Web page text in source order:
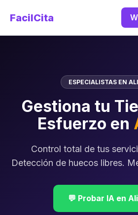
FacilCita
ESPECIALISTAS EN
Gestiona tu
Esfuerzo en
Control total de tus
Detección de huecos libres.
💬 Probar IA en